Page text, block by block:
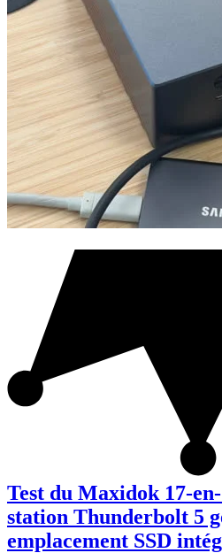
Test du Maxidok 17-
station Thunderbolt 5
emplacement SSD